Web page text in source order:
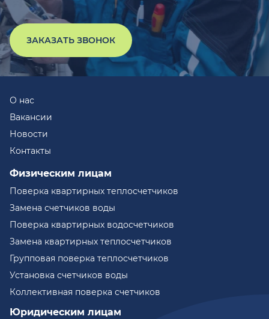
ЗАКАЗАТЬ ЗВОНОК
О нас
Вакансии
Новости
Контакты
Физическим лицам
Поверка квартирных теплосчетчиков
Замена счетчиков воды
Поверка квартирных водосчетчиков
Замена квартирных теплосчетчиков
Групповая поверка теплосчетчиков
Установка счетчиков воды
Коллективная поверка счетчиков
Юридическим лицам